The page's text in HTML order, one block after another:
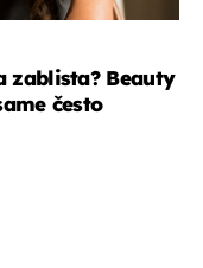
zablista? Beauty
često